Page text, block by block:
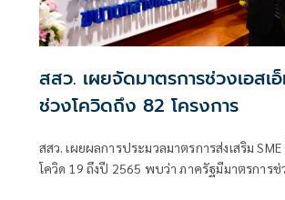
สสว. เผยจัดมาตรการช่วงเอส
ช่วงโควิดถึง 82 โครงการ
สสว. เผยผลการประมวลมาตรการส่งเสริม
โควิด 19 ถึงปี 2565 พบว่า ภาครัฐมีมาตรการช่